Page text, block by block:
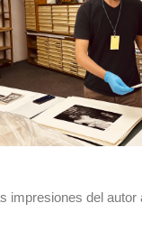
impresiones del autor